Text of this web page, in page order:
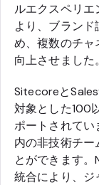
ルエクスペリ
より、ブラン
め、複数のチャ
向上させました。
Sitecoreと
対象とした100
ポートされて
内の非技術チ
とができます
統合により、ジ